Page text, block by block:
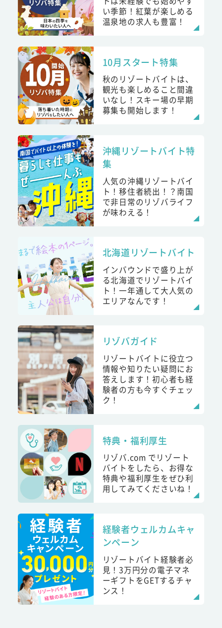
い季節！紅葉が楽しめる
温泉地の求人も豊富！
10月スタート特集
秋のリゾートバイトは、
観光も楽しめること間違
いなし！スキー場の早期
募集も開始します！
沖縄リゾートバイト特
集
人気の沖縄リゾートバイ
ト！移住者続出！？南国
で非日常のリゾバライフ
が味わえる！
北海道リゾートバイト
インバウンドで盛り上が
る北海道でリゾートバイ
ト！一年通して大人気の
エリアなんです！
リゾバガイド
リゾートバイトに役立つ
情報や知りたい疑問にお
答えします！初心者も経
験者の方も今すぐチェッ
ク！
特典・福利厚生
リゾバ.com でリゾート
バイトをしたら、お得な
特典や福利厚生をぜひ利
用してみてくださいね！
経験者ウェルカムキャ
ンペーン
リゾートバイト経験者必
見！3万円分の電子マネ
ーギフトをGETするチャ
ンス！